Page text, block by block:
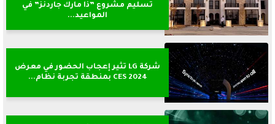
تسليم مشروع ”ذا مارك جاردنز” في
المواعيد...
شركة LG تثير إعجاب الحضور في معرض
CES 2024 بمنطقة تجربة نظام...